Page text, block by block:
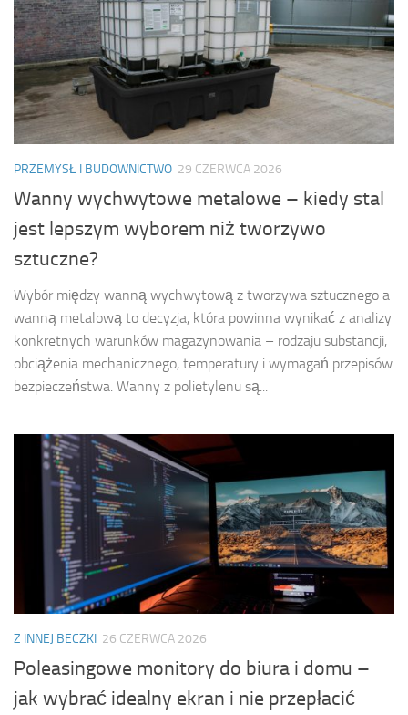
PRZEMYSŁ I BUDOWNICTWO 29 CZERWCA 2026
Wanny wychwytowe metalowe – kiedy stal
jest lepszym wyborem niż tworzywo
sztuczne?
Wybór między wanną wychwytową z tworzywa sztucznego a
wanną metalową to decyzja, która powinna wynikać z analizy
konkretnych warunków magazynowania – rodzaju substancji,
obciążenia mechanicznego, temperatury i wymagań przepisów
bezpieczeństwa. Wanny z polietylenu są...
Z INNEJ BECZKI 26 CZERWCA 2026
Poleasingowe monitory do biura i domu –
jak wybrać idealny ekran i nie przepłacić